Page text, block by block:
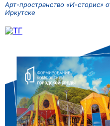
Арт-пространство «И-сторис»
Иркутске